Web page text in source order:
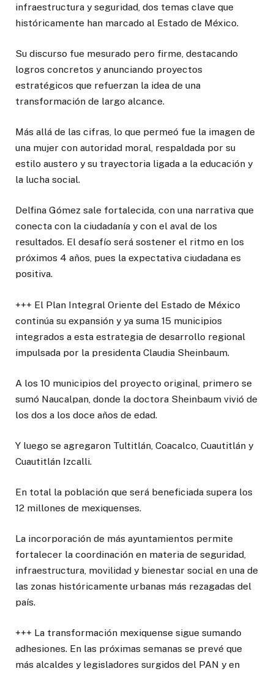
infraestructura y seguridad, dos temas clave que
históricamente han marcado al Estado de México.
Su discurso fue mesurado pero firme, destacando
logros concretos y anunciando proyectos
estratégicos que refuerzan la idea de una
transformación de largo alcance.
Más allá de las cifras, lo que permeó fue la imagen de
una mujer con autoridad moral, respaldada por su
estilo austero y su trayectoria ligada a la educación y
la lucha social.
Delfina Gómez sale fortalecida, con una narrativa que
conecta con la ciudadanía y con el aval de los
resultados. El desafío será sostener el ritmo en los
próximos 4 años, pues la expectativa ciudadana es
positiva.
+++ El Plan Integral Oriente del Estado de México
continúa su expansión y ya suma 15 municipios
integrados a esta estrategia de desarrollo regional
impulsada por la presidenta Claudia Sheinbaum.
A los 10 municipios del proyecto original, primero se
sumó Naucalpan, donde la doctora Sheinbaum vivió de
los dos a los doce años de edad.
Y luego se agregaron Tultitlán, Coacalco, Cuautitlán y
Cuautitlán Izcalli.
En total la población que será beneficiada supera los
12 millones de mexiquenses.
La incorporación de más ayuntamientos permite
fortalecer la coordinación en materia de seguridad,
infraestructura, movilidad y bienestar social en una de
las zonas históricamente urbanas más rezagadas del
país.
+++ La transformación mexiquense sigue sumando
adhesiones. En las próximas semanas se prevé que
más alcaldes y legisladores surgidos del PAN y en